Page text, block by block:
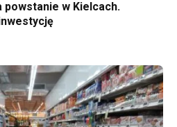
powstanie w Kielcach.